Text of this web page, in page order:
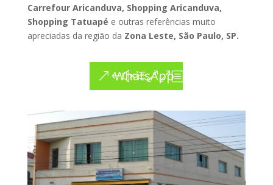
Carrefour Aricanduva, Shopping Aricanduva,
Shopping Tatuapé e outras referências muito
apreciadas da região da Zona Leste, São Paulo, SP.
WhatsApp